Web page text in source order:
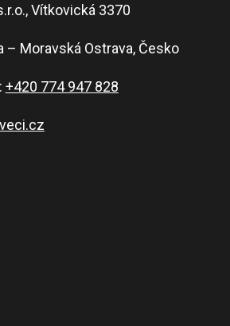
Vítkovická 3370
– Moravská Ostrava, Česko
+420 774 947 828